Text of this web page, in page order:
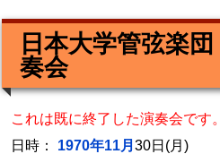
日本大学管弦楽
奏会
これは既に終了した演奏会です。
日時： 1970年11月 30日(月)